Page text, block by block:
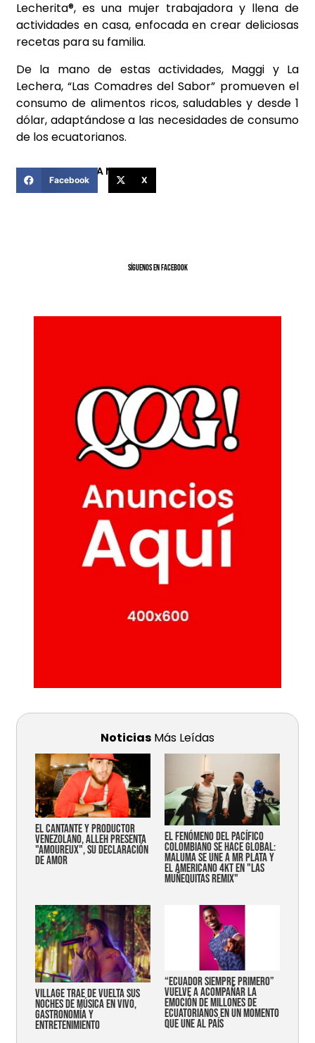
Lecherita®, es una mujer trabajadora y llena de
actividades en casa, enfocada en crear deliciosas
recetas para su familia.
De la mano de estas actividades, Maggi y La
Lechera, “Las Comadres del Sabor” promueven el
consumo de alimentos ricos, saludables y desde 1
dólar, adaptándose a las necesidades de consumo
de los ecuatorianos.
COMPARTIR ESTA NOTICIA
Facebook X
SíGUENOS EN FACEBOOK
Noticias Más Leídas
EL CANTANTE Y PRODUCTOR
VENEZOLANO, ALLEH PRESENTA
"AMOUREUX", SU DECLARACIÓN
DE AMOR
EL FENÓMENO DEL PACÍFICO
COLOMBIANO SE HACE GLOBAL:
MALUMA SE UNE A MR PLATA Y
EL AMERICANO 4KT EN "LAS
MUÑEQUITAS REMIX"
Village trae de vuelta sus
noches de música en vivo,
gastronomía y
entretenimiento
“Ecuador siempre primero”
vuelve a acompañar la
emoción de millones de
ecuatorianos en un momento
que une al país